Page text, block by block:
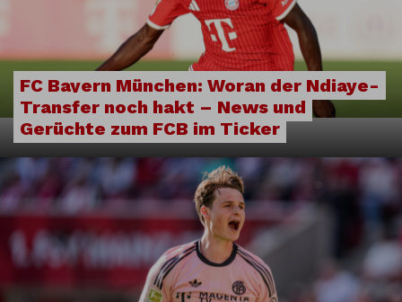
FC Bayern München: Woran der Ndiaye-
Transfer noch hakt – News und
Gerüchte zum FCB im Ticker